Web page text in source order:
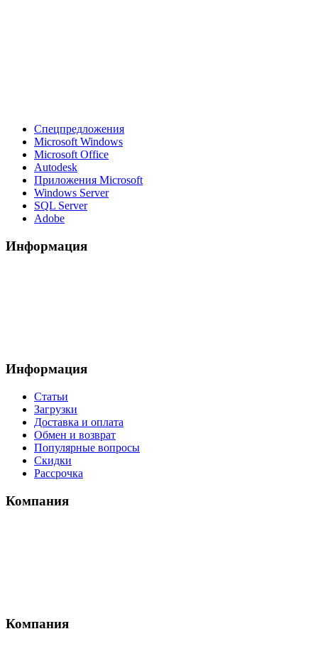
Спецпредложения
Microsoft Windows
Microsoft Office
Autodesk
Приложения Microsoft
Windows Server
SQL Server
Adobe
Информация
Информация
Статьи
Загрузки
Доставка и оплата
Обмен и возврат
Популярные вопросы
Скидки
Рассрочка
Компания
Компания